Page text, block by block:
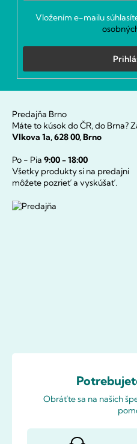
Vložením e-mailu
Predajňa Brno
Máte to kúsok do ČR, do Brna?
Vlkova 1a, 628 00, Brno
Po - Pia 9:00 - 18:00
Všetky produkty si na predajni
môžete pozrieť a vyskúšať.
Obráťte sa na našich